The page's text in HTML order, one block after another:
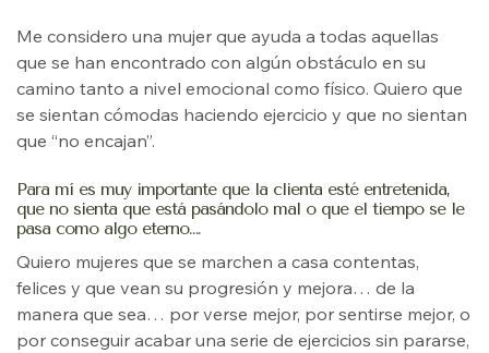
Me considero una mujer que ayuda a todas aquellas
que se han encontrado con algún obstáculo en su
camino tanto a nivel emocional como físico. Quiero que
se sientan cómodas haciendo ejercicio y que no sientan
que “no encajan”.
Para mí es muy importante que la clienta esté entretenida,
que no sienta que está pasándolo mal o que el tiempo se le
pasa como algo eterno….
Quiero mujeres que se marchen a casa contentas,
felices y que vean su progresión y mejora… de la
manera que sea… por verse mejor, por sentirse mejor, o
por conseguir acabar una serie de ejercicios sin pararse,